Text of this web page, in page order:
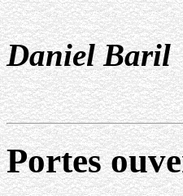
Daniel Baril
Portes